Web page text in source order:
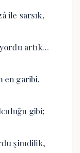
ile sarsık,
artık…
en garibi,
gibi;
şimdilik,